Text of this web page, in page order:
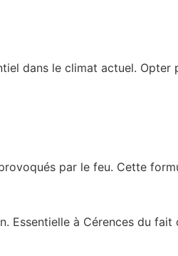
dans le climat actuel.
par le feu. Cette
Essentielle à Cérences du